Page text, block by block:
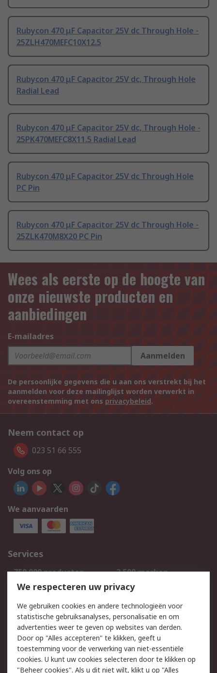
Rubycon 470 μF Capacitor 25V dc Through Hole -
25ZLH470MEFC10X12.5
Rubycon 470 μF Capacitor 25V dc, Through Hole
Radial Lead
Rubycon 470 μF Capacitor 25V dc, Through Hole -
25PK470MEFC8X11.5 Radial Lead
Rubycon 470 μF Capacitor 25V dc Through Hole
PC Pin
Rubycon 470 μF Capacitor 25V dc Through Hole -
25ZLK470M8X20 PC Pin
Wees als eerste op de hoogte van
onze nieuwste producten en
aanbiedingen
E-mailadres
Aanmelden
De persoonlijke gegevens die u aan ons verstrekt bij het
aanmelden voor deze mailinglijst worden verwerkt in
overeenstemming met ons privacybeleid.
Neem contact op
023 51 66 555
Volg ons op
We aanvaarden
Services
750.000 producten
2.500 merken
Bestellen
Inkoopoplossingen
Track & Trace
Wettelijk
Cookiebeleid
Email veiligheid
Privacybeleid
Websitevoorwaarden
We respecteren uw privacy
We gebruiken cookies en andere technologieën voor
statistische gebruiksanalyses, personalisatie en om
advertenties weer te geven op websites van derden.
Door op "Alles accepteren" te klikken, geeft u
toestemming voor de verwerking van niet-essentiële
cookies. U kunt uw cookies selecteren door te klikken op
"Beheer cookies". Als u dit niet wilt, klikt u op "Alles